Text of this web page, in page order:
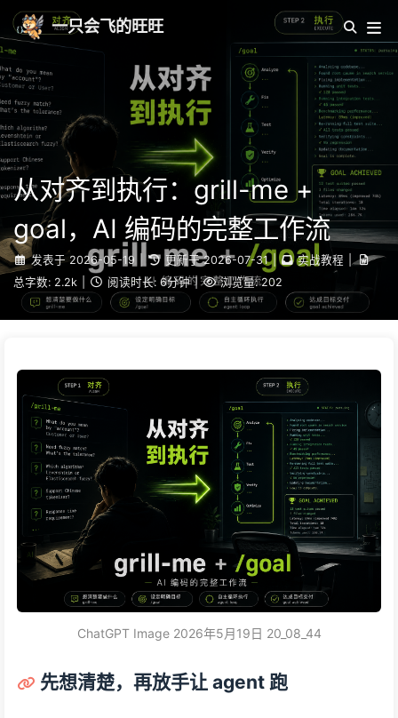
一只会飞的旺旺
从对齐到执行：grill-me +
goal，AI 编码的完整工作流
发表于 2026-05-19 更新于 2026-07-31 实战教程
总字数: 2.2k 阅读时长: 6分钟 | 浏览量: 202
ChatGPT Image 2026年5月19日 20_08_44
先想清楚，再放手让 agent 跑